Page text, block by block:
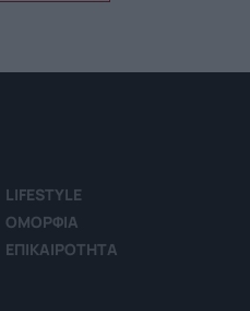
LIFESTYLE
ΟΜΟΡΦΙΑ
ΕΠΙΚΑΙΡΟΤΗΤΑ